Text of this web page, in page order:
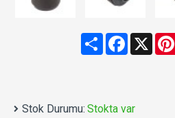
ShareFacebook
X
Stok Durumu: Stokta var